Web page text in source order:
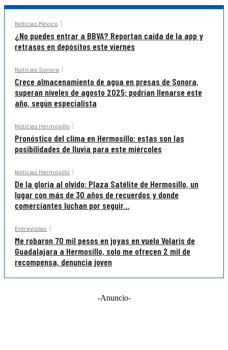
Noticias México
¿No puedes entrar a BBVA? Reportan caída de la app y
retrasos en depósitos este viernes
Noticias Sonora
Crece almacenamiento de agua en presas de Sonora,
superan niveles de agosto 2025; podrían llenarse este
año, según especialista
Noticias Hermosillo
Pronóstico del clima en Hermosillo: estas son las
posibilidades de lluvia para este miércoles
Noticias Hermosillo
De la gloria al olvido: Plaza Satélite de Hermosillo, un
lugar con más de 30 años de recuerdos y donde
comerciantes luchan por seguir...
Entrevistas
Me robaron 70 mil pesos en joyas en vuelo Volaris de
Guadalajara a Hermosillo, solo me ofrecen 2 mil de
recompensa, denuncia joven
-Anuncio-